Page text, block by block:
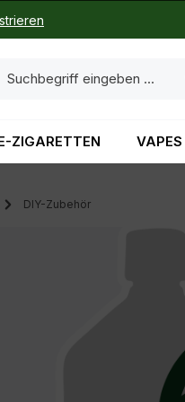
springen
ZIGARETTEN VAPES
DIY-Zubehör